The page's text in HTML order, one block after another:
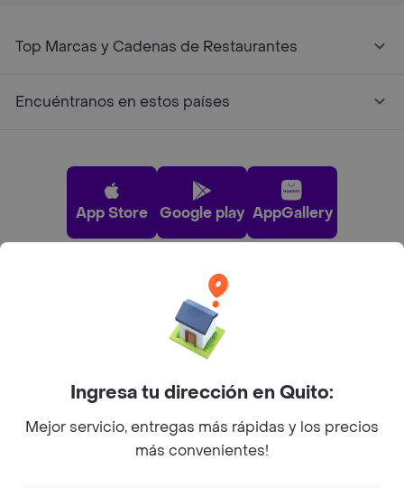
Top Marcas y Cadenas de Restaurantes
Encuéntranos en estos países
App Store Google play AppGallery
Pide tu comida favorita cerca de ti
Ingresa tu dirección en Quito:
Mejor servicio, entregas más rápidas y los precios
más convenientes!